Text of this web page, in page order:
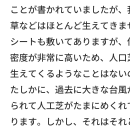
ことが書かれていましたが、
草などはほとんど生えてきま
シートも敷いてありますが、
密度が非常に高いため、人口
生えてくるようなことはない
たしかに、過去に大きな台風
られて人工芝がたまにめく
ります。 しかし、それはそれ